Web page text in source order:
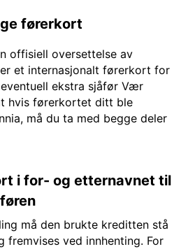
førerkort
offisiell oversettelse av
et internasjonalt førerkort for
ekstra sjåfør Vær
hvis førerkortet ditt ble
må du ta med begge deler
i for- og etternavnet til
må den brukte kreditten stå
fremvises ved innhenting. For